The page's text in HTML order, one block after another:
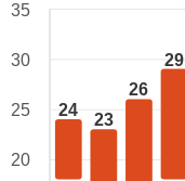
24
23
26
29
35
30
25
20